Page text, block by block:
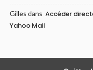
Gilles dans Accéder
Yahoo Mail